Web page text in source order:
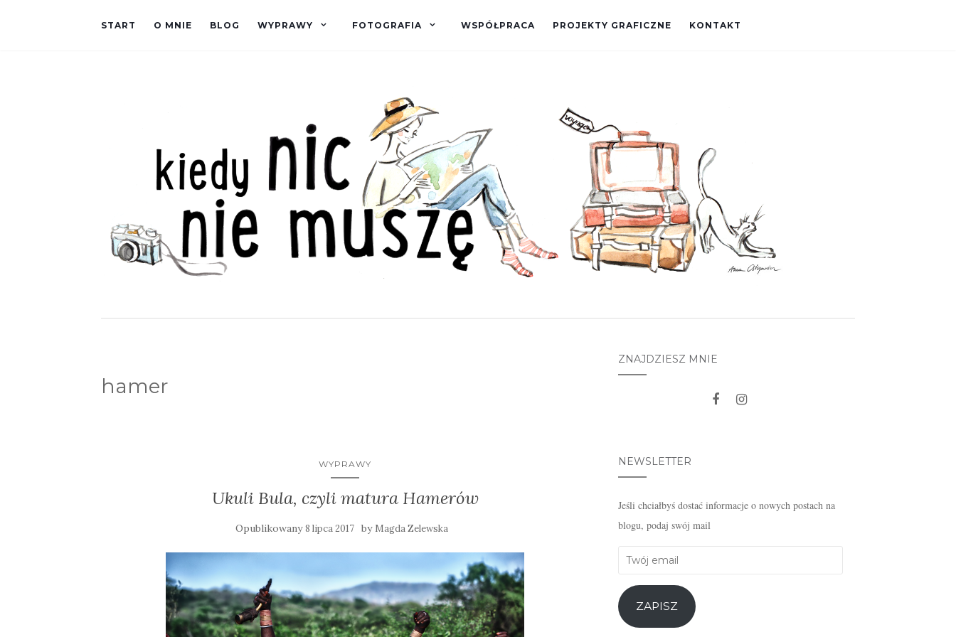
START O MNIE BLOG WYPRAWY FOTOGRAFIA WSPÓŁPRACA PROJEKTY GRAFICZNE KONTAKT
hamer
WYPRAWY
Ukuli Bula, czyli matura Hamerów
Opublikowany8 lipca 2017 by Magda Zelewska
ZNAJDZIESZ MNIE
NEWSLETTER
Jeśli chciałbyś dostać informacje o nowych postach na
blogu, podaj swój mail
Twój
ZAPISZ